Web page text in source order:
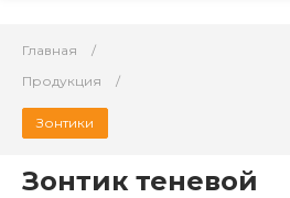
Главная
Продукция
Зонтики
Зонтик теневой